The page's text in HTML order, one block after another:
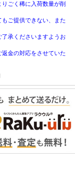
ごく稀に入荷数量が削
ご提供できない、また
承くださいますようお
金の対応をさせていた